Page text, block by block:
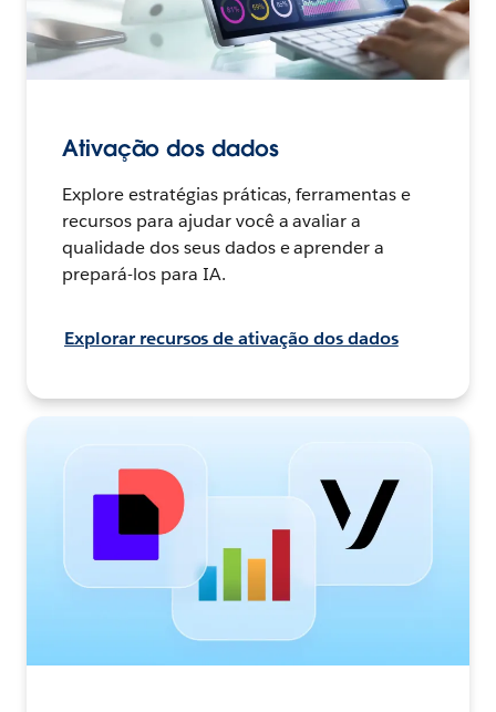
Ativação dos dados
Explore estratégias práticas, ferramentas e
recursos para ajudar você a avaliar a
qualidade dos seus dados e aprender a
prepará-los para IA.
Explorar recursos de ativação dos dados